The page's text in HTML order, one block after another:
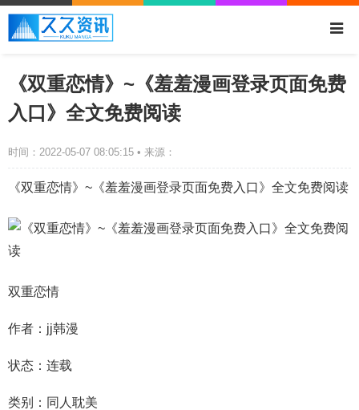
《双重恋情》~《羞羞漫画登录页面免费
入口》全文免费阅读
时间：2022-05-07 08:05:15 • 来源：
《双重恋情》~《羞羞漫画登录页面免费入口》全文免费阅读
双重恋情
作者：jj韩漫
状态：连载
类别：同人耽美